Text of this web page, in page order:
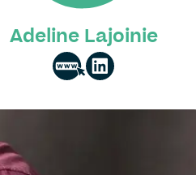
Adeline Lajoinie